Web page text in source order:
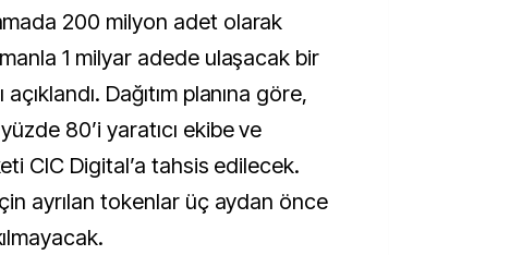
200 milyon adet olarak
1 milyar adede ulaşacak bir
Dağıtım planına göre,
80’i yaratıcı ekibe ve
CIC Digital’a tahsis edilecek.
ayrılan tokenlar üç aydan önce